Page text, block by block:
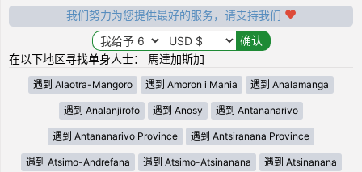
我们努力为您提供最好的服务，请支持我们
在以下地区寻找单身人士： 馬達加斯加
遇到 Alaotra-Mangoro 遇到 Amoron i Mania 遇到 Analamanga
遇到 Analanjirofo 遇到 Anosy 遇到 Antananarivo
遇到 Antananarivo Province 遇到 Antsiranana Province
遇到 Atsimo-Andrefana 遇到 Atsimo-Atsinanana 遇到 Atsinanana